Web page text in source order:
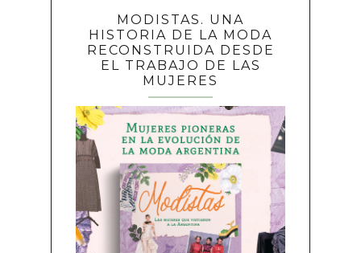
MODISTAS. UNA
HISTORIA DE LA MODA
RECONSTRUIDA DESDE
EL TRABAJO DE LAS
MUJERES